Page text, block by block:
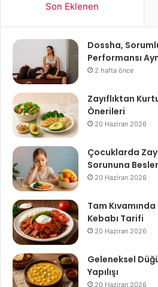
Son Eklenen
Dossha,
Performansı
2 hafta önce
Zayıflıktan
Önerileri
20 Haziran 2026
Çocuklarda
Sorununa
20 Haziran 2026
Tam Kıvamında
Kebabı Tarifi
20 Haziran 2026
Geleneksel
Yapılışı
20 Haziran 2026